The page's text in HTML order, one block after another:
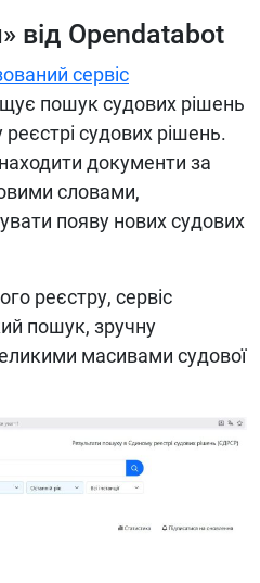
від Opendatabot
сервіс
пошук судових рішень
судових рішень.
документи за
словами,
появу нових судових
реєстру, сервіс
пошук, зручну
масивами судової